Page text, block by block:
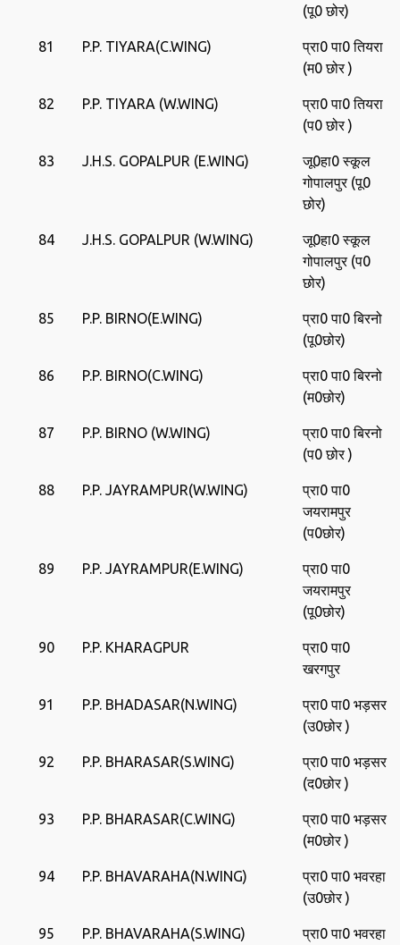
(पू0 छोर)
81 P.P. TIYARA(C.WING)
प्रा0 पा0 तियरा
(म0 छोर )
82 P.P. TIYARA (W.WING)
प्रा0 पा0 तियरा
(प0 छोर )
83 J.H.S. GOPALPUR (E.WING)
जू0हा0 स्‍कूल
गोपालपुर (पू0
छोर)
84 J.H.S. GOPALPUR (W.WING)
जू0हा0 स्‍कूल
गोपालपुर (प0
छोर)
85 P.P. BIRNO(E.WING)
प्रा0 पा0 बिरनो
(पू0छोर)
86 P.P. BIRNO(C.WING)
प्रा0 पा0 बिरनो
(म0छोर)
87 P.P. BIRNO (W.WING)
प्रा0 पा0 बिरनो
(प0 छोर )
88 P.P. JAYRAMPUR(W.WING)
प्रा0 पा0
जयरामपुर
(प0छोर)
89 P.P. JAYRAMPUR(E.WING)
प्रा0 पा0
जयरामपुर
(पू0छोर)
90 P.P. KHARAGPUR
प्रा0 पा0
खरगपुर
91 P.P. BHADASAR(N.WING)
प्रा0 पा0 भड़सर
(उ0छोर )
92 P.P. BHARASAR(S.WING)
प्रा0 पा0 भड़सर
(द0छोर )
93 P.P. BHARASAR(C.WING)
प्रा0 पा0 भड़सर
(म0छोर )
94 P.P. BHAVARAHA(N.WING)
प्रा0 पा0 भवरहा
(उ0छोर )
95 P.P. BHAVARAHA(S.WING) प्रा0 पा0 भवरहा